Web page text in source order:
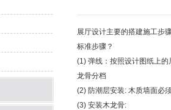
展厅设计主要的搭建施工步
标准步骤？
(1) 弹线：按照设计图纸上
龙骨分档
(2) 防潮层安装: 木质墙面必
(3) 安装木龙骨: